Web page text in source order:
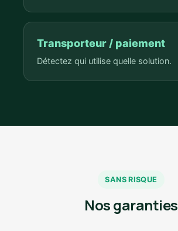
Transporteur / paiement
Détectez qui utilise quelle solution.
SANS RISQUE
Nos garanties